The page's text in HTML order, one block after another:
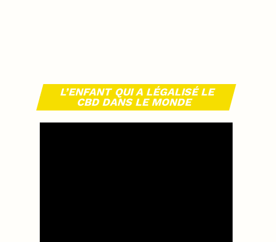
L’ENFANT QUI A LÉGALISÉ LE
CBD DANS LE MONDE